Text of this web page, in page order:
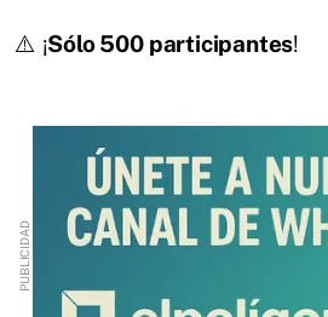
⚠️ ¡Sólo 500 participantes!